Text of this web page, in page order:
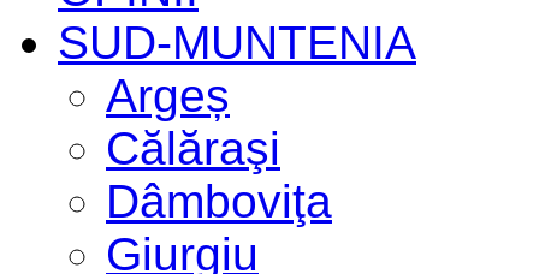
SUD-MUNTENIA
Argeș
Călăraşi
Dâmboviţa
Giurgiu